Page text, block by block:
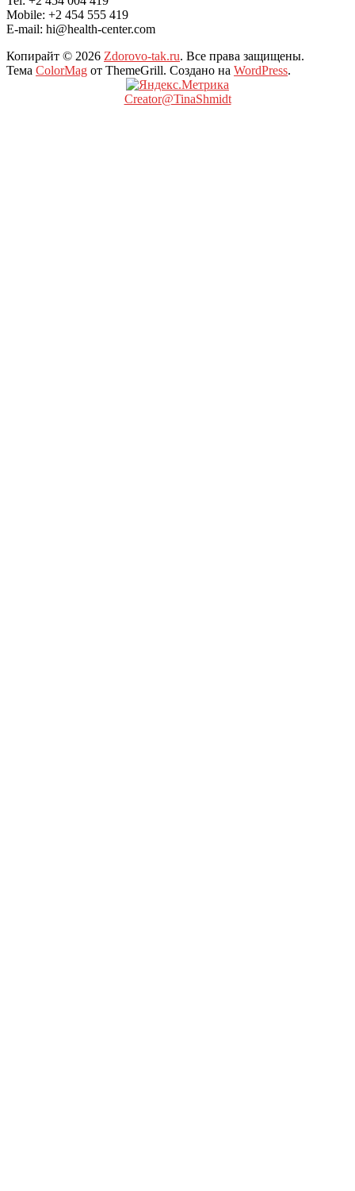
Mobile: +2 454 555 419
E-mail: hi@health-center.com
Копирайт © 2026 Zdorovo-tak.ru. Все права защищены.
Тема ColorMag от ThemeGrill. Создано на WordPress.
Creator@TinaShmidt